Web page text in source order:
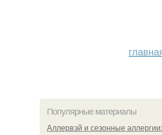
Популярные материалы
Аллервэй и сезонные